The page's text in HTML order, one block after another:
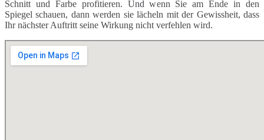
Schnitt und Farbe profitieren. Und wenn Sie am Ende in den
Spiegel schauen, dann werden sie lächeln mit der Gewissheit, dass
Ihr nächster Auftritt seine Wirkung nicht verfehlen wird.